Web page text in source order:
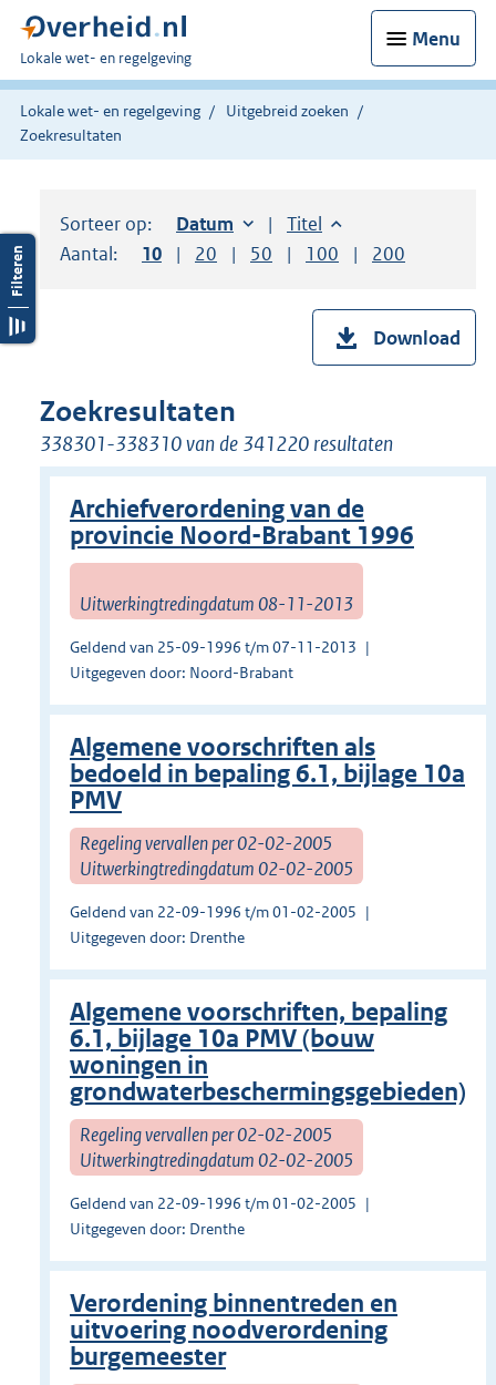
Menu
U
bent
hier:
Lokale wet- en regelgeving
Lokale wet- en regelgeving
Uitgebreid zoeken
Zoekresultaten
Sorteer op: Sorteer op:
Datum oplopendSorteer op:
Titel oplopend
Aantal:
Toon
10 resultaten per pagina
Toon
20 resultaten per pagina
Toon
50 resultaten per pagina
Toon
100 resultaten per
Toon
200
Download
Zoekresultaten
338301-338310 van de 341220 resultaten
Archiefverordening van de
provincie Noord-Brabant 1996
Uitwerkingtredingdatum 08-11-2013
Geldend van 25-09-1996 t/m 07-11-2013
Uitgegeven door: Noord-Brabant
Algemene voorschriften als
bedoeld in bepaling 6.1, bijlage 10a
PMV
Regeling vervallen per 02-02-2005
Uitwerkingtredingdatum 02-02-2005
Geldend van 22-09-1996 t/m 01-02-2005
Uitgegeven door: Drenthe
Algemene voorschriften, bepaling
6.1, bijlage 10a PMV (bouw
woningen in
grondwaterbeschermingsgebieden)
Regeling vervallen per 02-02-2005
Uitwerkingtredingdatum 02-02-2005
Geldend van 22-09-1996 t/m 01-02-2005
Uitgegeven door: Drenthe
Verordening binnentreden en
uitvoering noodverordening
burgemeester